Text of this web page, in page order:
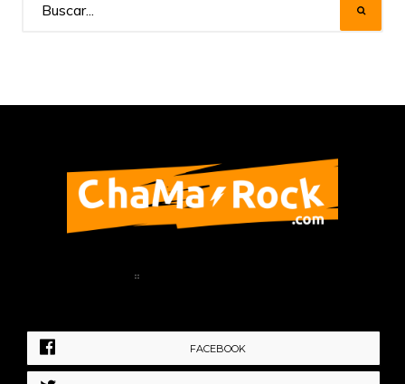
FACEBOOK